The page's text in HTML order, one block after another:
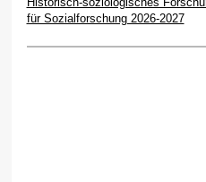
für Sozialforschung 2026-2027